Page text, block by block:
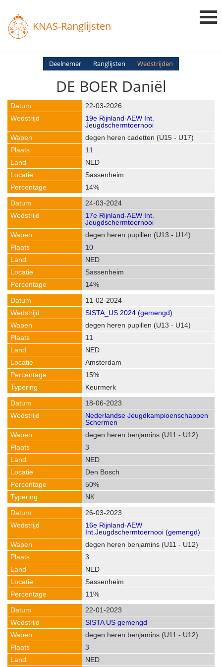
KNAS-Ranglijsten
Login
Ranglijsten
Deelnemer Ranglijsten Wedstrijden
DE BOER Daniël
22-03-2026
19e Rijnland-AEW Int.
Jeugdschermtoernooi
degen heren cadetten (U15 - U17)
11
NED
Sassenheim
14%
24-03-2024
17e Rijnland-AEW Int.
Jeugdschermtoernooi
degen heren pupillen (U13 - U14)
10
NED
Sassenheim
14%
11-02-2024
SISTA_US 2024 (gemengd)
degen heren pupillen (U13 - U14)
11
NED
Amsterdam
15%
Keurmerk
18-06-2023
Nederlandse Jeugdkampioenschappen
Schermen
degen heren benjamins (U11 - U12)
3
NED
Den Bosch
50%
NK
26-03-2023
16e Rijnland-AEW
Int.Jeugdschermtoernooi (gemengd)
degen heren benjamins (U11 - U12)
3
NED
Sassenheim
11%
22-01-2023
SISTA US gemengd
degen heren benjamins (U11 - U12)
3
NED